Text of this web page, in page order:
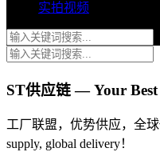
实拍视频
ST供应链 — Your
工厂联盟，优势供应，全球
supply, global delivery！